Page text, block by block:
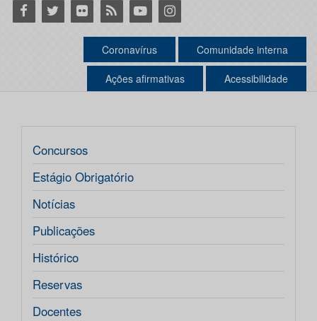
Facebook
Twitter Flickr RSS YoutubeInstagram
Coronavírus Comunidade interna
Ações afirmativas Acessibilidade
Concursos
Estágio Obrigatório
Notícias
Publicações
Histórico
Reservas
Docentes